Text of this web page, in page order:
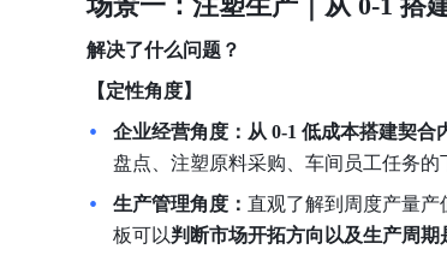
解决了什么问题？
【定性角度】
企业经营角度：从 0-1 低成本搭建契合
盘点、注塑原料采购、车间员工任务
生产管理角度： 直观了解到周度产量产
板可以判断市场开拓方向以及生产周期